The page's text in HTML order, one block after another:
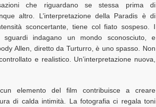
che riguardano se stessa prima di
altro. L’interpretazione della Paradis è di
sconcertante, tiene col fiato sospeso. I
sguardi indagano un mondo sconosciuto, e
Allen, diretto da Turturro, è uno spasso. Non
e realistico. Un’interpretazione nuova,
elemento del film contribuisce a creare
di calda intimità. La fotografia ci regala toni